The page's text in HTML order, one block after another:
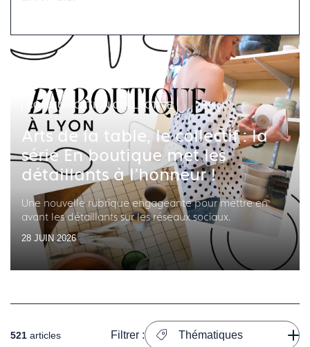
COMMUNICATION COLLECTIVE
Arts de la table, le collectif : la
série En boutique met les
détaillants à l'honneur !
Une nouvelle rubrique engageante pour mettre en
avant les détaillants sur les réseaux sociaux.
28 JUIN 2026
521 articles Filtrer : Thématiques